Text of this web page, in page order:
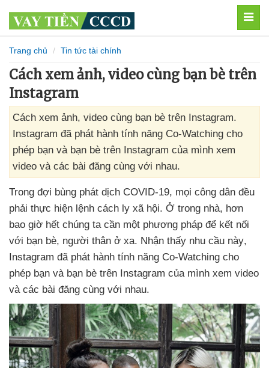
Trang chủ Tin tức tài chính
Cách xem ảnh, video cùng bạn bè trên
Instagram
Cách xem ảnh, video cùng bạn bè trên Instagram.
Instagram đã phát hành tính năng Co-Watching cho
phép bạn và bạn bè trên Instagram của mình xem
video và các bài đăng cùng với nhau.
Trong đợi bùng phát dịch COVID-19, mọi công dân đều
phải thực hiện lệnh cách ly xã hội. Ở trong nhà, hơn
bao giờ hết chúng ta cần một phương pháp để kết nối
với bạn bè, người thân ở xa. Nhận thấy nhu cầu này,
Instagram đã phát hành tính năng Co-Watching cho
phép bạn và bạn bè trên Instagram của mình xem video
và các bài đăng cùng với nhau.